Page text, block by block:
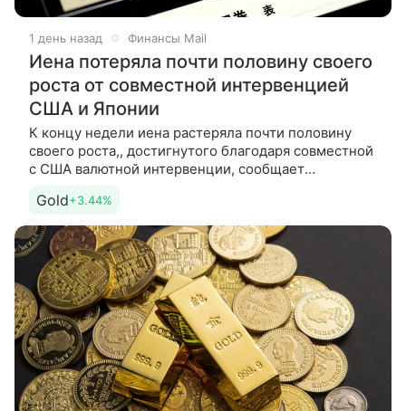
1 день назад Финансы Mail
Иена потеряла почти половину своего
роста от совместной интервенцией
США и Японии
К концу недели иена растеряла почти половину
своего роста,, достигнутого благодаря совместной
с США валютной интервенции, сообщает
обстоятельство лишь
Gold+3.44%